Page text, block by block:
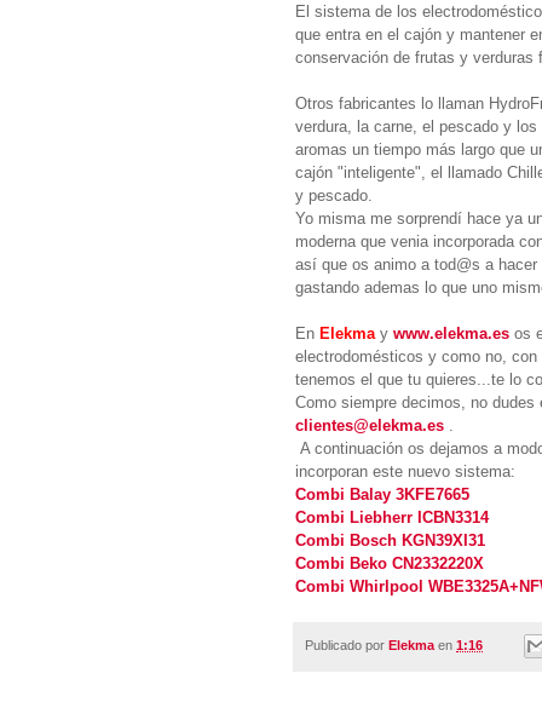
El sistema de los
que entra en el cajón y mantener
conservación de frutas y
Otros fabricantes lo llaman
verdura, la carne, el pescado y
aromas un tiempo más largo que
cajón "inteligente", el llamado
y pescado.
Yo misma me sorprendí hace ya
moderna que venia incorporada
así que os animo a tod@s a
gastando ademas lo que uno
En Elekma y www.elekma.es os
electrodomésticos y como no,
tenemos el que tu quieres...te lo
Como siempre decimos, no
clientes@elekma.es
A continuación os dejamos a
incorporan este nuevo sistema:
Combi Balay 3KFE7665
Combi Liebherr ICBN3314
Combi Bosch KGN39XI31
Combi Beko CN2332220X
Combi Whirlpool
Publicado por Elekma en 1:16